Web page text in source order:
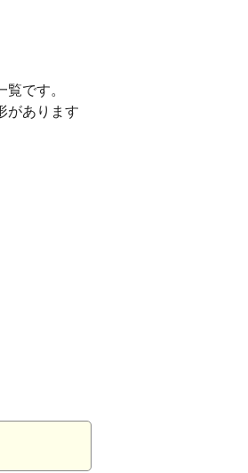
です。
があります